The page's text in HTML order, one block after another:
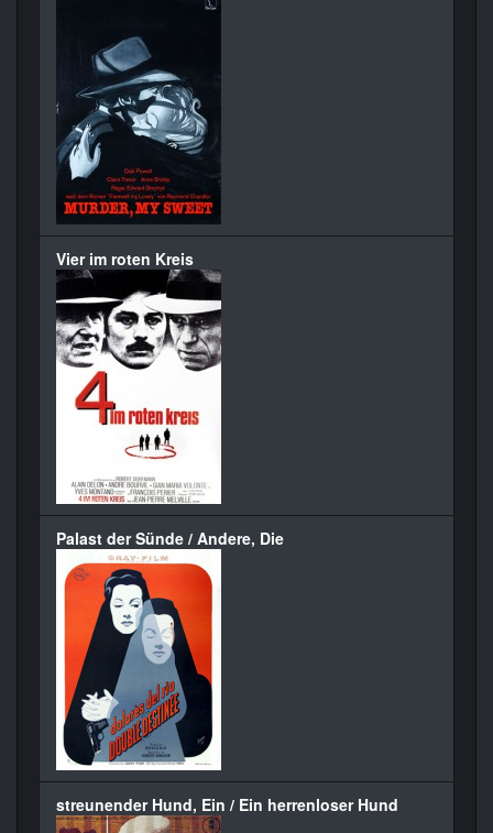
Vier im roten Kreis
Palast der Sünde / Andere, Die
streunender Hund, Ein / Ein herrenloser Hund